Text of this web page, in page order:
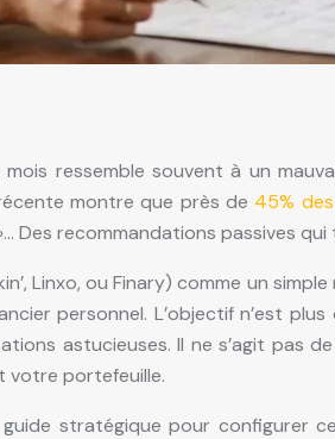
ressemble souvent à un
montre que près de 45%
Des recommandations passives
Linxo, ou Finary) comme un
personnel. L’objectif n’est
astucieuses. Il ne s’agit pas
votre portefeuille.
stratégique pour